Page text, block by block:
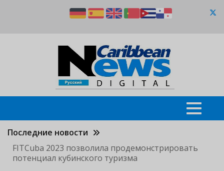
Последние новости
FITCuba 2023 позволила продемонстрировать
потенциал кубинского туризма